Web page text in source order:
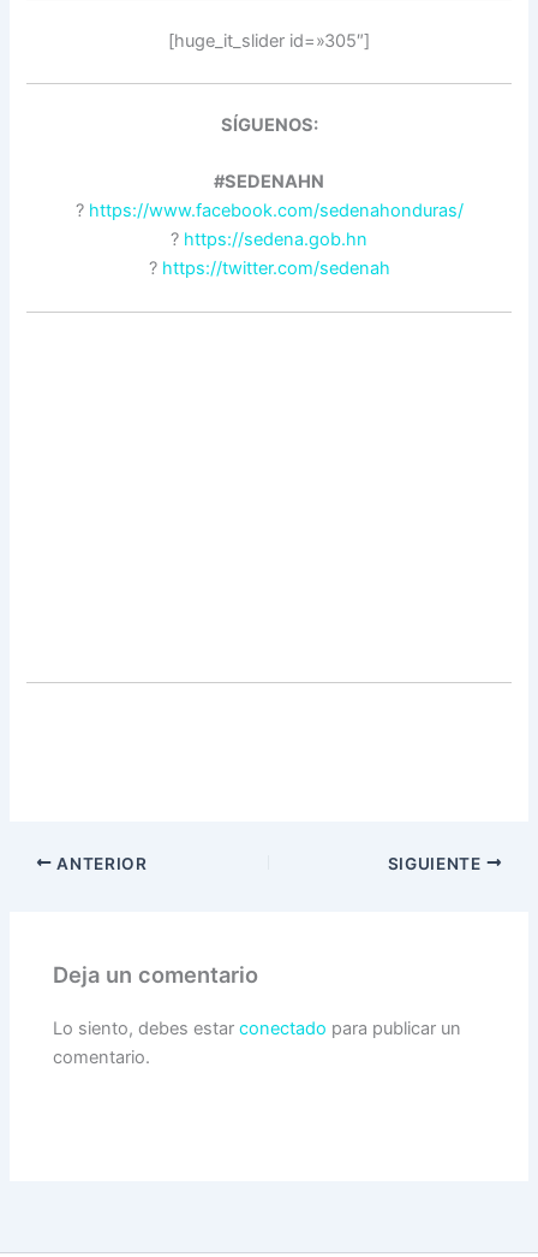
[huge_it_slider id=»305″]
SÍGUENOS:
#SEDENAHN
? https://www.facebook.com/sedenahonduras/
? https://sedena.gob.hn
? https://twitter.com/sedenah
ANTERIOR SIGUIENTE
Deja un comentario
Lo siento, debes estarconectado para publicar un
comentario.